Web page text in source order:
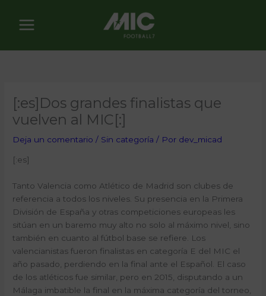
contenido
[:es]Dos grandes finalistas que
vuelven al MIC[:]
Deja un comentario / Sin categoría / Por dev_micad
[:es]
Tanto Valencia como Atlético de Madrid son clubes de
referencia a todos los niveles. Su presencia en la Primera
División de España y otras competiciones europeas les
sitúan en un baremo muy alto no solo al máximo nivel, sino
también en cuanto al fútbol base se refiere. Los
valencianistas fueron finalistas en categoría E del MIC el
año pasado, perdiendo en la final ante el Español. El caso
de los atléticos fue similar, pero en 2015, disputando a un
Málaga imbatible la final en la máxima categoría del torneo,